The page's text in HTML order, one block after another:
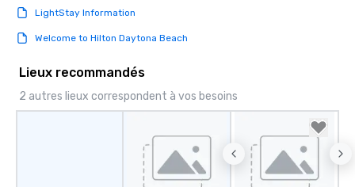
LightStay Information
Welcome to Hilton Daytona Beach
Lieux recommandés
2 autres lieux correspondent à vos besoins